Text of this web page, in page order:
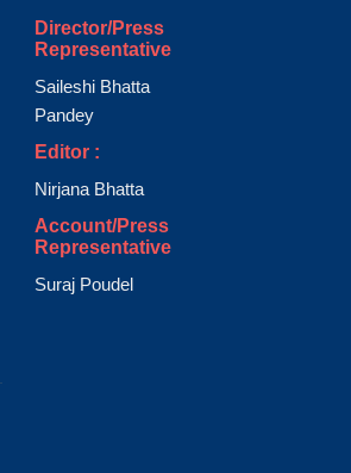
Director/Press
Representative
Saileshi Bhatta
Pandey
Editor :
Nirjana Bhatta
Account/Press
Representative
Suraj Poudel